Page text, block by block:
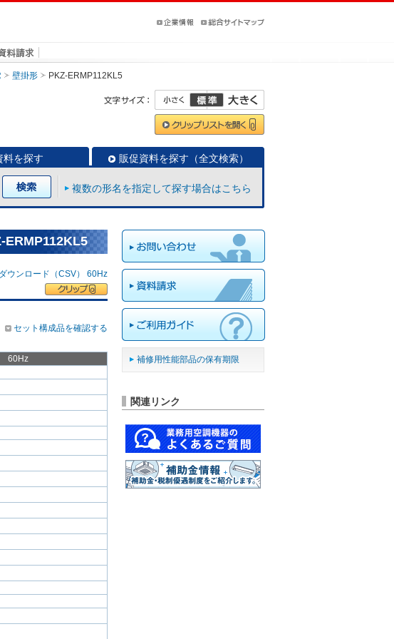
壁掛形 PKZ-ERMP112KL5
料を探す 販促資料を探す（全文検索）
複数の形名を指定して探す場合はこちら
ERMP112KL5
ウンロード（CSV） 60Hz
セット構成品を確認する
60Hz
補修用性能部品の保有期限
関連リンク